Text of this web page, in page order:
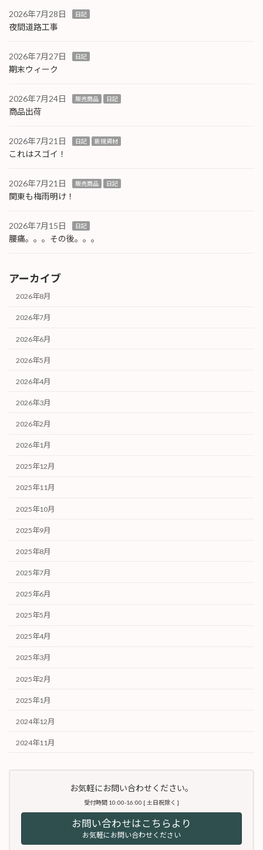
2026年7月28日 日記
夜間道路工事
2026年7月27日 日記
期末ウィーク
2026年7月24日 販売商品 日記
商品出荷
2026年7月21日 日記 新規資材
これはスゴイ！
2026年7月21日 販売商品 日記
関東も梅雨明け！
2026年7月15日 日記
腰痛。。。その後。。。
アーカイブ
2026年8月
2026年7月
2026年6月
2026年5月
2026年4月
2026年3月
2026年2月
2026年1月
2025年12月
2025年11月
2025年10月
2025年9月
2025年8月
2025年7月
2025年6月
2025年5月
2025年4月
2025年3月
2025年2月
2025年1月
2024年12月
2024年11月
お気軽にお問い合わせください。
受付時間 10:00-16:00 [ 土日祝除く ]
お問い合わせはこちらより
お気軽にお問い合わせください